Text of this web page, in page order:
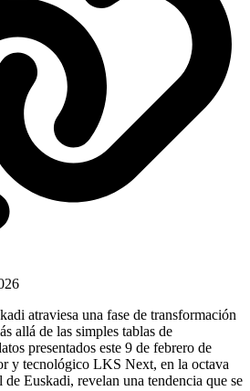
atraviesa una fase de transformación
allá de las simples tablas de
presentados este 9 de febrero de
y tecnológico LKS Next, en la octava
Euskadi, revelan una tendencia que se